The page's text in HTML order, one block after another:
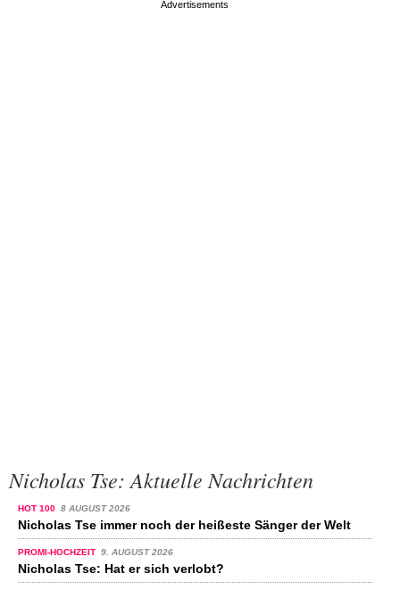
Nicholas Tse: Aktuelle Nachrichten
HOT 100 8 AUGUST 2026
Nicholas Tse immer noch der heißeste Sänger der Welt
PROMI-HOCHZEIT 9. AUGUST 2026
Nicholas Tse: Hat er sich verlobt?